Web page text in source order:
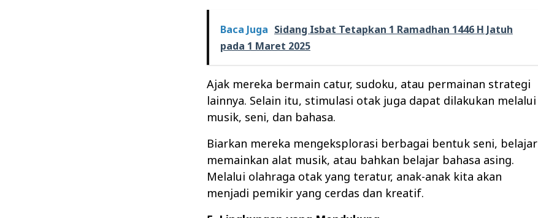
Baca Juga Sidang Isbat Tetapkan 1 Ramadhan 1446 H Jatuh
pada 1 Maret 2025
Ajak mereka bermain catur, sudoku, atau permainan strategi
lainnya. Selain itu, stimulasi otak juga dapat dilakukan melalui
musik, seni, dan bahasa.
Biarkan mereka mengeksplorasi berbagai bentuk seni, belajar
memainkan alat musik, atau bahkan belajar bahasa asing.
Melalui olahraga otak yang teratur, anak-anak kita akan
menjadi pemikir yang cerdas dan kreatif.